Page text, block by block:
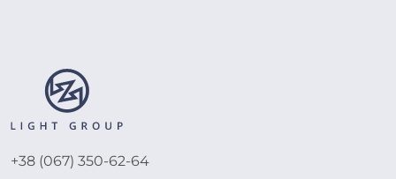
+38 (067) 350-62-64